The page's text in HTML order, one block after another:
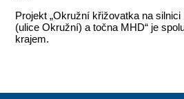
Projekt „Okružní křižovatka na
(ulice Okružní) a točna MHD“ je
krajem.